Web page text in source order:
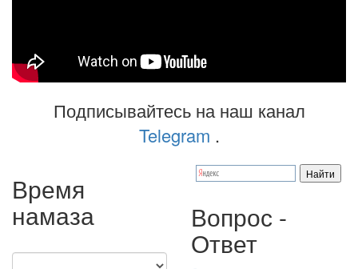
Подписывайтесь на наш канал
Telegram .
Время
намаза Вопрос -
Ответ